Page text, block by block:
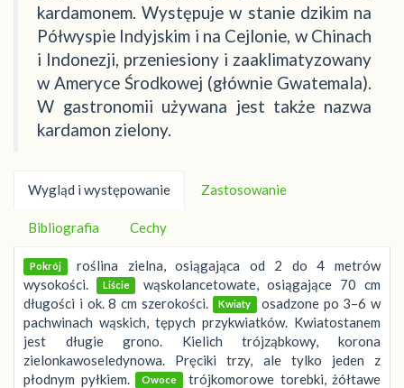
kardamonem. Występuje w stanie dzikim na
Półwyspie Indyjskim i na Cejlonie, w Chinach
i Indonezji, przeniesiony i zaaklimatyzowany
w Ameryce Środkowej (głównie Gwatemala).
W gastronomii używana jest także nazwa
kardamon zielony.
Wygląd i występowanie Zastosowanie
Bibliografia Cechy
Pokrój roślina zielna, osiągająca od 2 do 4 metrów
wysokości.
Liście
wąskolancetowate, osiągające 70 cm
długości i ok. 8 cm szerokości.
Kwiaty
osadzone po 3–6 w
pachwinach wąskich, tępych przykwiatków. Kwiatostanem
jest długie grono. Kielich trójząbkowy, korona
zielonkawoseledynowa. Pręciki trzy, ale tylko jeden z
płodnym pyłkiem.
Owoce trójkomorowe torebki, żółtawe